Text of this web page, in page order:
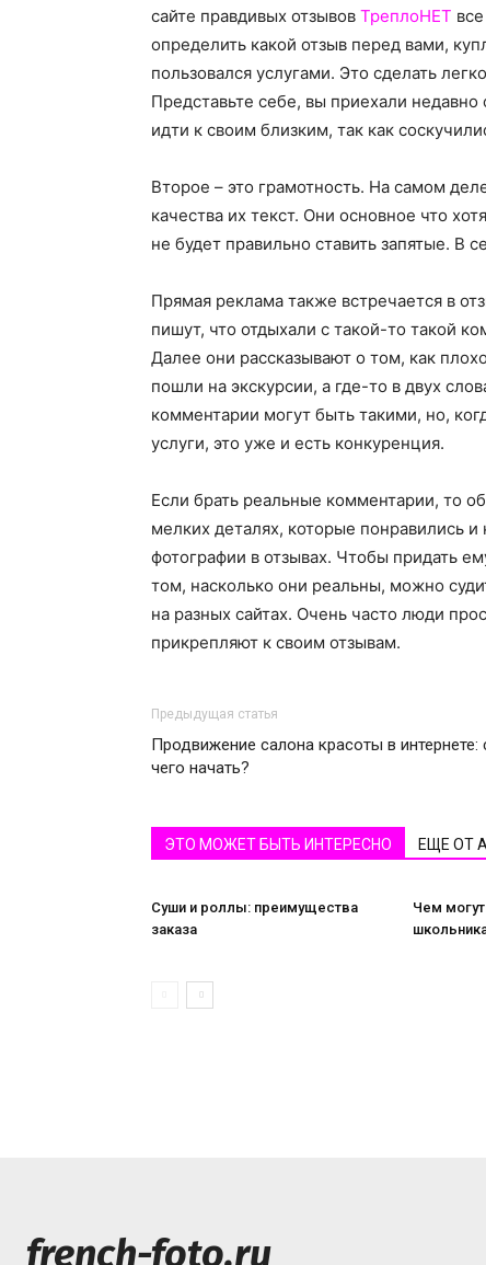
сайте правдивых отзывов ТреплоНЕТ
определить какой отзыв перед вами,
пользовался услугами. Это сделать
Представьте себе, вы приехали
идти к своим близким, так как
Второе – это грамотность. На самом
качества их текст. Они основное что
не будет правильно ставить запятые. В
Прямая реклама также встречается в
пишут, что отдыхали с такой-то такой
Далее они рассказывают о том, как
пошли на экскурсии, а где-то в двух
комментарии могут быть такими, но,
услуги, это уже и есть конкуренция.
Если брать реальные комментарии, то
мелких деталях, которые понравились
фотографии в отзывах. Чтобы придать
том, насколько они реальны, можно
на разных сайтах. Очень часто люди
прикрепляют к своим отзывам.
Предыдущая статья
Продвижение салона красоты в интернете:
чего начать?
ЭТО МОЖЕТ БЫТЬ ИНТЕРЕСНО ЕЩЕ ОТ
Суши и роллы: преимущества
заказа
Чем
french-foto.ru